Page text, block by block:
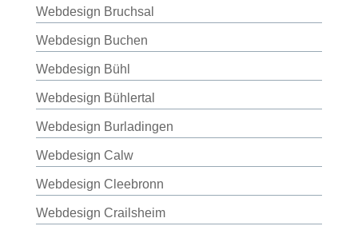
Webdesign Bruchsal
Webdesign Buchen
Webdesign Bühl
Webdesign Bühlertal
Webdesign Burladingen
Webdesign Calw
Webdesign Cleebronn
Webdesign Crailsheim